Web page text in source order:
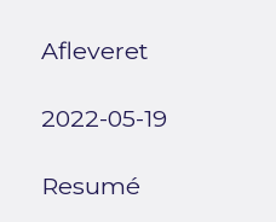
Afleveret
2022-05-19
Resumé